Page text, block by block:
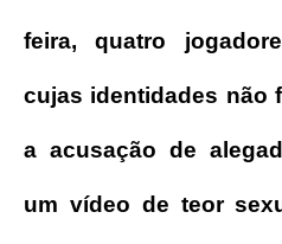
feira, quatro
cujas identidades não
a acusação de
um vídeo de teor